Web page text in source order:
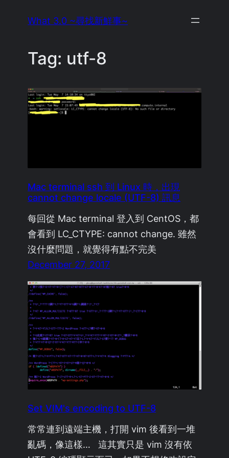
What 3.0 ~尋找新鮮事~
Tag: utf-8
Mac terminal ssh 到 Linux 時，出現
cannot change locale (UTF-8) 訊息
每回從 Mac terminal 登入到 CentOS，都
會看到 LC_CTYPE: cannot change. 雖然
沒什麼問題，就覺得有點不完美
December 27, 2017
Set VIM's encoding to UTF-8
常常連到遠端主機，打開 vim 後看到一堆
亂碼，像這樣… 這其實只是 vim 沒有依